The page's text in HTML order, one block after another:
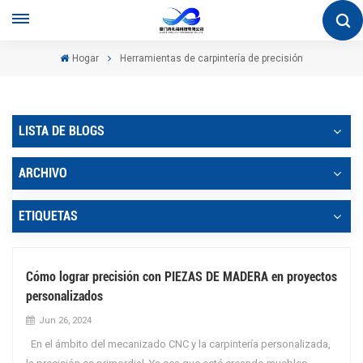
Hogar Herramientas de carpintería de precisión
LISTA DE BLOGS
ARCHIVO
ETIQUETAS
Cómo lograr precisión con PIEZAS DE MADERA en proyectos
personalizados
Jun 26, 2024
En el ámbito del mecanizado CNC y la carpintería personalizada,